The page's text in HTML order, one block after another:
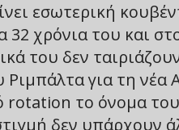
εσωτερική
32 χρόνια του και
του δεν
για τη νέα
rotation το όνομα
δεν υπάρχουν